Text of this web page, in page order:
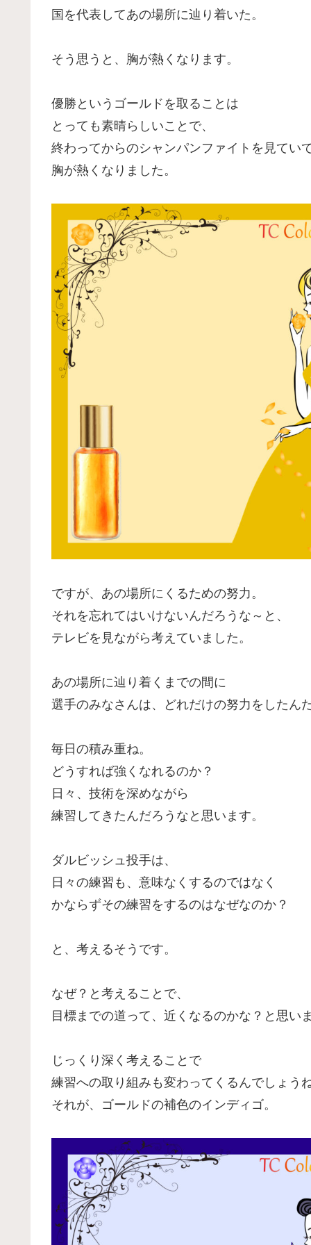
国を代表してあの場所に辿り着いた。
そう思うと、胸が熱くなります。
優勝というゴールドを取ることは
とっても素晴らしいことで、
終わってからのシャンパンファイトを見てい
胸が熱くなりました。
ですが、あの場所にくるための努力。
それを忘れてはいけないんだろうな～と、
テレビを見ながら考えていました。
あの場所に辿り着くまでの間に
選手のみなさんは、どれだけの努力をしたん
毎日の積み重ね。
どうすれば強くなれるのか？
日々、技術を深めながら
練習してきたんだろうなと思います。
ダルビッシュ投手は、
日々の練習も、意味なくするのではなく
かならずその練習をするのはなぜなのか？
と、考えるそうです。
なぜ？と考えることで、
目標までの道って、近くなるのかな？と思い
じっくり深く考えることで
練習への取り組みも変わってくるんでしょう
それが、ゴールドの補色のインディゴ。